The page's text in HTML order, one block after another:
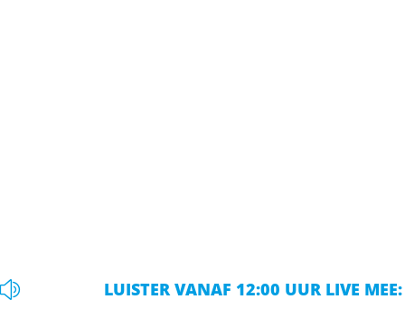
z LUISTER VANAF 12:00 UUR LIVE MEE: